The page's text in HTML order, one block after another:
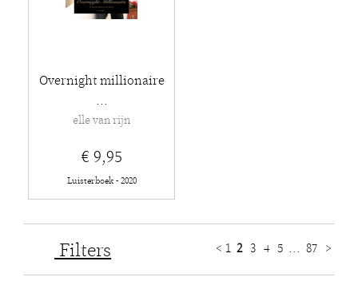
Overnight millionaire
...
elle van rijn
€ 9,95
Luisterboek - 2020
Filters < 1 2 3 4 5 ... 87 >